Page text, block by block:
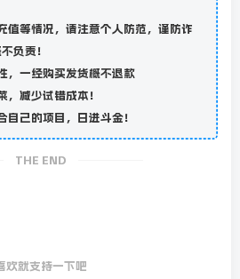
值等情况，请注意个人防范，谨防诈
负责！
，一经购买发货概不退款
，减少试错成本！
自己的项目，日进斗金！
THE END
欢就支持一下吧